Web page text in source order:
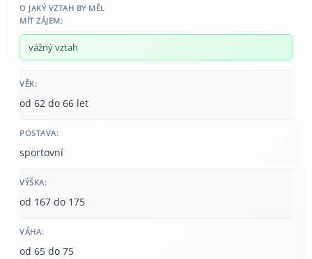
O JAKÝ VZTAH BY MĚL
MÍT ZÁJEM:
vážný vztah
VĚK:
od 62 do 66 let
POSTAVA:
sportovní
VÝŠKA:
od 167 do 175
VÁHA:
od 65 do 75